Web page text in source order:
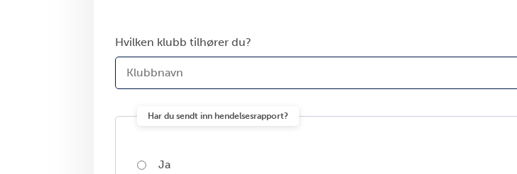
Hvilken klubb tilhører du?
Har du sendt inn hendelsesrapport?
Ja